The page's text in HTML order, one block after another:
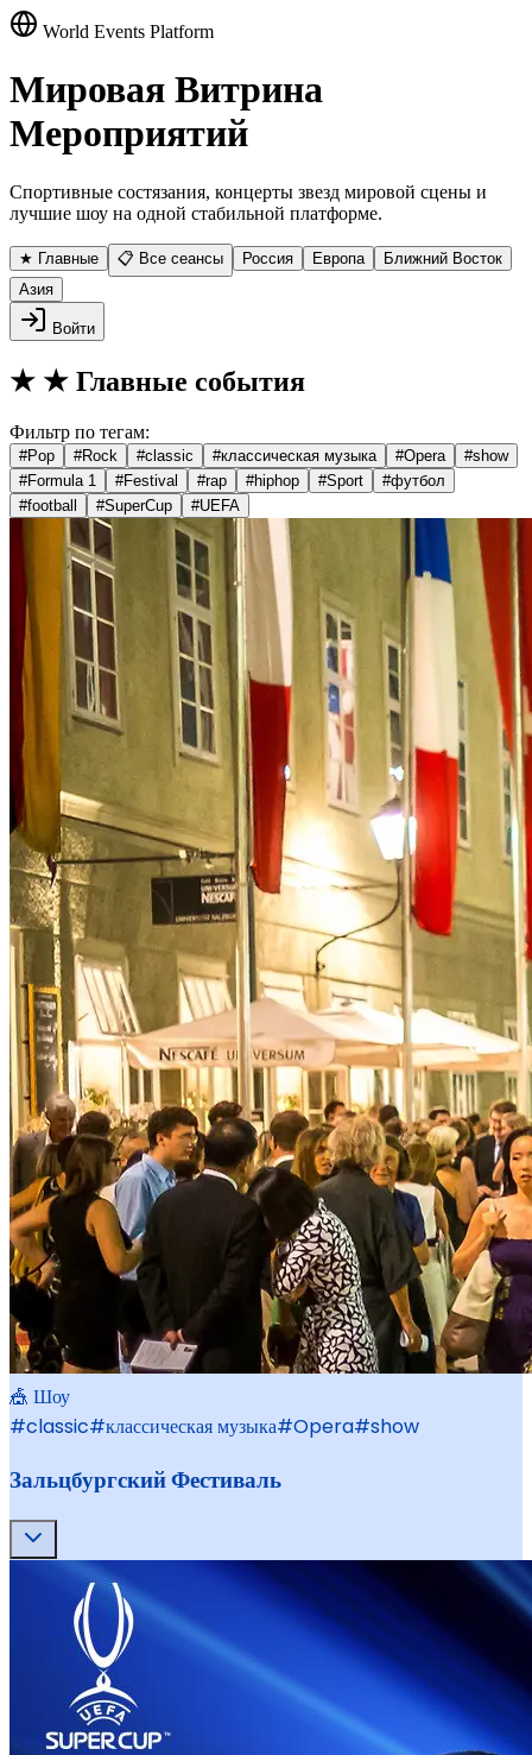
World Events Platform
Мировая Витрина
Мероприятий
Спортивные состязания, концерты звезд мировой сцены и
лучшие шоу на одной стабильной платформе.
★ Главные 📋 Все сеансы Россия Европа
Ближний Восток
Азия
Войти
★ ★ Главные события
Фильтр по тегам:
#Pop #Rock #classic #классическая музыка #Opera #show
#Formula 1 #Festival #rap #hiphop #Sport #футбол
#football #SuperCup #UEFA
🎪 Шоу
#classic#классическая музыка#Opera#show
Зальцбургский Фестиваль